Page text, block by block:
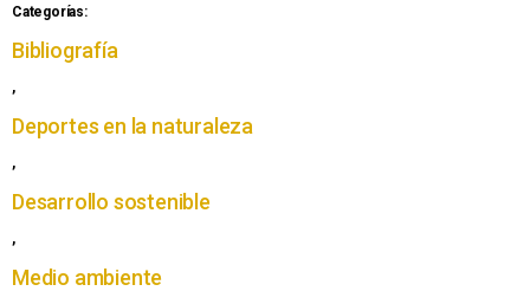
Categorías:
Bibliografía
,
Deportes en la naturaleza
,
Desarrollo sostenible
,
Medio ambiente